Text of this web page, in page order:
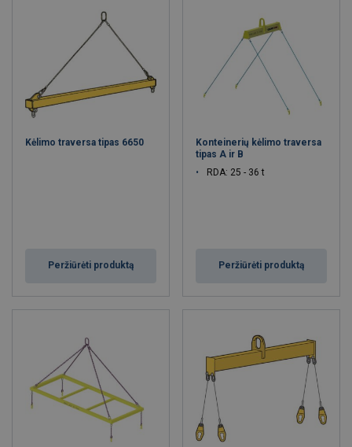
Kėlimo traversa tipas 6650
Peržiūrėti produktą
Konteinerių kėlimo traversa
tipas A ir B
RDA: 25 - 36 t
Peržiūrėti produktą